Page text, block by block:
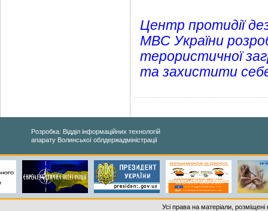
Центр протидії
МВС України
терористичної
та захистити
Розробка: Відділ інформаційних технологій
апарату Волинської облдержадміністрації
Усі права на матеріали,